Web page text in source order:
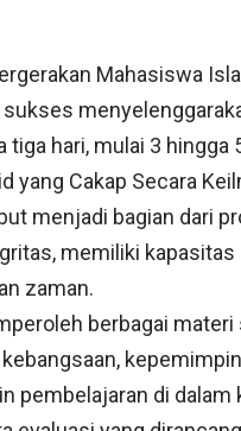
Mahasiswa
tiga hari, mulai 3 hingga
Cakap Secara
menjadi bagian dari
memiliki
zaman.
berbagai
pembelajaran di dalam